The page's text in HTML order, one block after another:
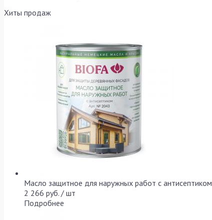
Хиты продаж
Масло защитное для наружных работ с антисептиком
2 266 руб. / шт
Подробнее